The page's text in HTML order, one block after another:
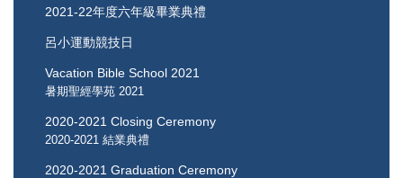
2021-22年度六年級畢業典禮
呂小運動競技日
Vacation Bible School 2021
暑期聖經學苑 2021
2020-2021 Closing Ceremony
2020-2021 結業典禮
2020-2021 Graduation Ceremony